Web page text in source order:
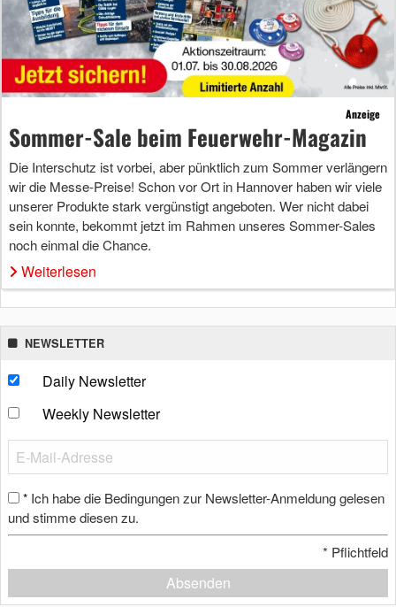
Anzeige
Sommer-Sale beim Feuerwehr-Magazin
Die Interschutz ist vorbei, aber pünktlich zum Sommer verlängern
wir die Messe-Preise! Schon vor Ort in Hannover haben wir viele
unserer Produkte stark vergünstigt angeboten. Wer nicht dabei
sein konnte, bekommt jetzt im Rahmen unseres Sommer-Sales
noch einmal die Chance.
Weiterlesen
NEWSLETTER
Daily Newsletter
Weekly Newsletter
* Ich habe die Bedingungen zur Newsletter-Anmeldung gelesen
und stimme diesen zu.
* Pflichtfeld
Absenden